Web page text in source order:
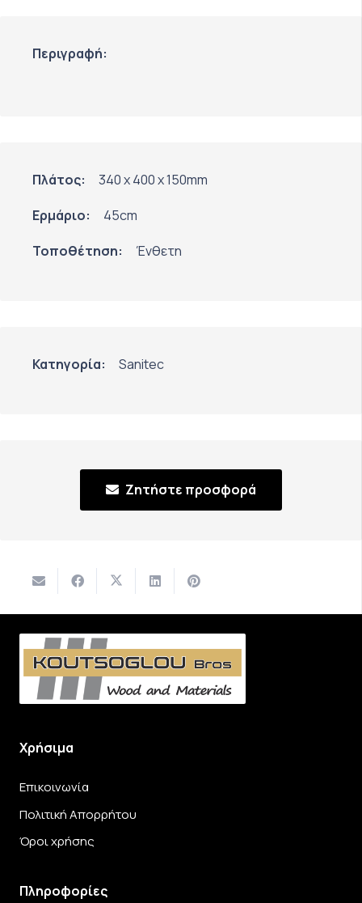
Περιγραφή:
Πλάτος:
340 x 400 x 150mm
Ερμάριο:
45cm
Τοποθέτηση:
Ένθετη
Κατηγορία: Sanitec
Ζητήστε προσφορά
Χρήσιμα
Επικοινωνία
Πολιτική Απορρήτου
Όροι χρήσης
Πληροφορίες